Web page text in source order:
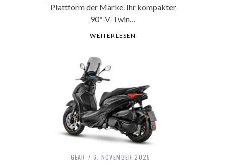
Plattform der Marke. Ihr kompakter
90°-V-Twin…
WEITERLESEN
GEAR 6. NOVEMBER 2025